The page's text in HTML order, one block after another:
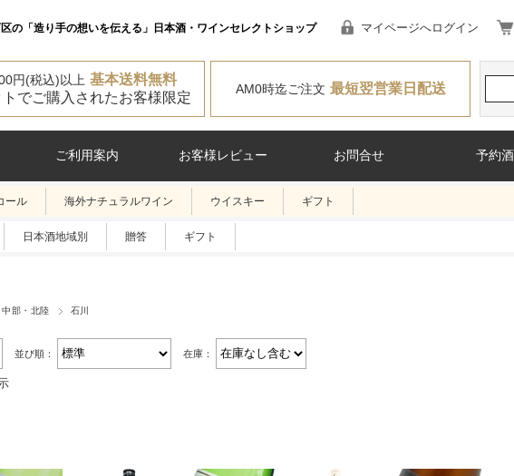
の「造り手の想いを伝える」日本酒・ワインセレクトショップ マイページへログイン
円(税込)以上 基本送料無料
でご購入されたお客様限定
AM0時迄ご注文 最短翌営業日配送
ご利用案内 お客様レビュー お問合せ 予約酒
ール 海外ナチュラルワイン ウイスキー ギフト
日本酒地域別 贈答 ギフト
中部・北陸 石川
並び順： 在庫：